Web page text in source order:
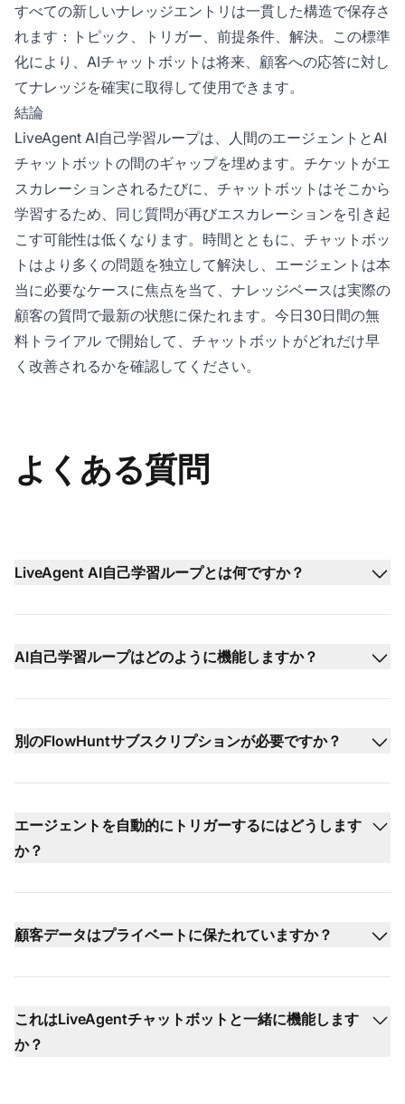
すべての新しいナレッジエントリは一貫した構造で保存さ
れます：トピック、トリガー、前提条件、解決。この標準
化により、AIチャットボットは将来、顧客への応答に対し
てナレッジを確実に取得して使用できます。
結論
LiveAgent AI自己学習ループは、人間のエージェントとAI
チャットボットの間のギャップを埋めます。チケットがエ
スカレーションされるたびに、チャットボットはそこから
学習するため、同じ質問が再びエスカレーションを引き起
こす可能性は低くなります。時間とともに、チャットボッ
トはより多くの問題を独立して解決し、エージェントは本
当に必要なケースに焦点を当て、ナレッジベースは実際の
顧客の質問で最新の状態に保たれます。今日30日間の無
料トライアル で開始して、チャットボットがどれだけ早
く改善されるかを確認してください。
よくある質問
LiveAgent AI自己学習ループとは何ですか？
AI自己学習ループはどのように機能しますか？
別のFlowHuntサブスクリプションが必要ですか？
エージェントを自動的にトリガーするにはどうします
か？
顧客データはプライベートに保たれていますか？
これはLiveAgentチャットボットと一緒に機能します
か？